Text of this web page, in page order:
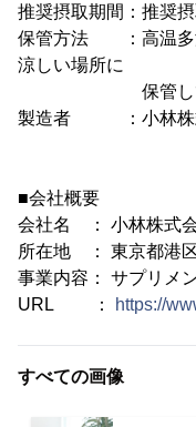
推奨摂取期間：推奨
保管方法 ：高温多
涼しい場所に
保管してく
製造者 ：小林株
■会社概要
会社名 ： 小林株式
所在地 ： 東京都港
事業内容： サプリメ
URL ：
https://
すべての画像